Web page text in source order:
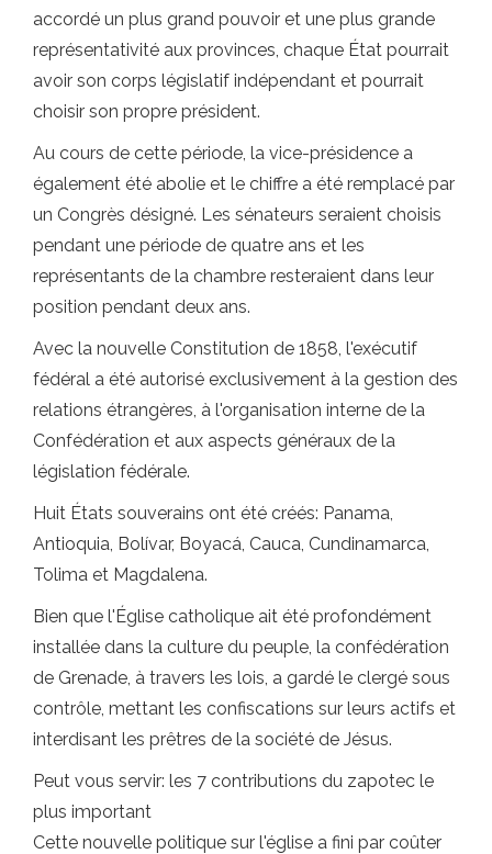
accordé un plus grand pouvoir et une plus grande
représentativité aux provinces, chaque État pourrait
avoir son corps législatif indépendant et pourrait
choisir son propre président.
Au cours de cette période, la vice-présidence a
également été abolie et le chiffre a été remplacé par
un Congrès désigné. Les sénateurs seraient choisis
pendant une période de quatre ans et les
représentants de la chambre resteraient dans leur
position pendant deux ans.
Avec la nouvelle Constitution de 1858, l'exécutif
fédéral a été autorisé exclusivement à la gestion des
relations étrangères, à l'organisation interne de la
Confédération et aux aspects généraux de la
législation fédérale.
Huit États souverains ont été créés: Panama,
Antioquia, Bolívar, Boyacá, Cauca, Cundinamarca,
Tolima et Magdalena.
Bien que l'Église catholique ait été profondément
installée dans la culture du peuple, la confédération
de Grenade, à travers les lois, a gardé le clergé sous
contrôle, mettant les confiscations sur leurs actifs et
interdisant les prêtres de la société de Jésus.
Peut vous servir: les 7 contributions du zapotec le
plus important
Cette nouvelle politique sur l'église a fini par coûter